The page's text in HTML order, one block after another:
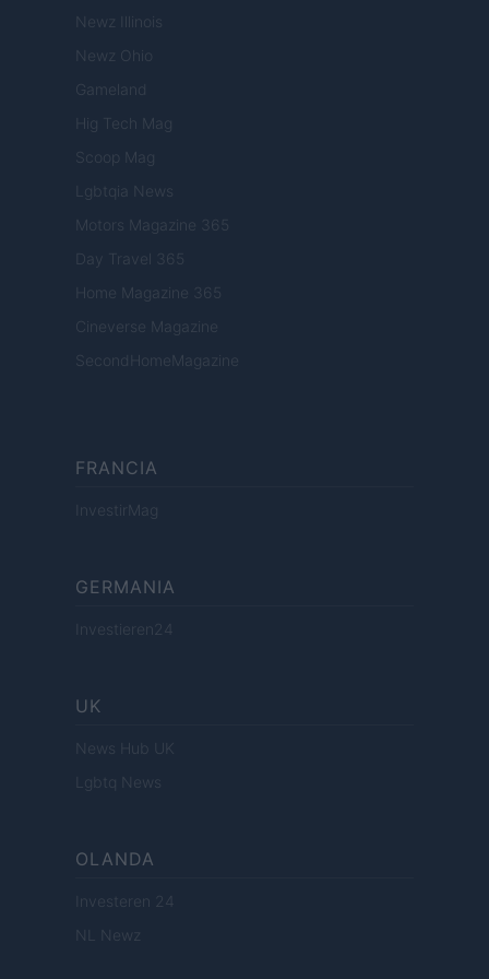
Newz Illinois
Newz Ohio
Gameland
Hig Tech Mag
Scoop Mag
Lgbtqia News
Motors Magazine 365
Day Travel 365
Home Magazine 365
Cineverse Magazine
SecondHomeMagazine
FRANCIA
InvestirMag
GERMANIA
Investieren24
UK
News Hub UK
Lgbtq News
OLANDA
Investeren 24
NL Newz